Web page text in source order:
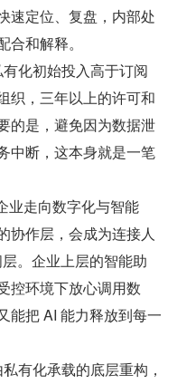
速定位、复盘，内部处
和解释。
化初始投入高于订阅
织，三年以上的许可和
的是，避免因为数据泄
中断，这本身就是一笔
业走向数字化与智能
协作层，会成为连接人
。企业上层的智能助
控环境下放心调用数
能把 AI 能力释放到每一
有化承载的底层重构，